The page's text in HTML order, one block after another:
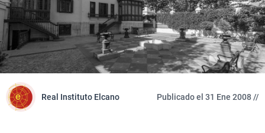
Real Instituto Elcano Publicado el 31 Ene 2008 //